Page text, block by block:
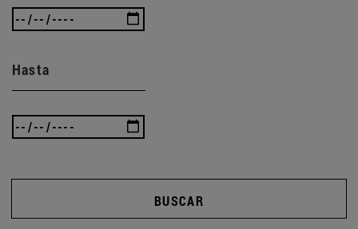
Hasta
BUSCAR